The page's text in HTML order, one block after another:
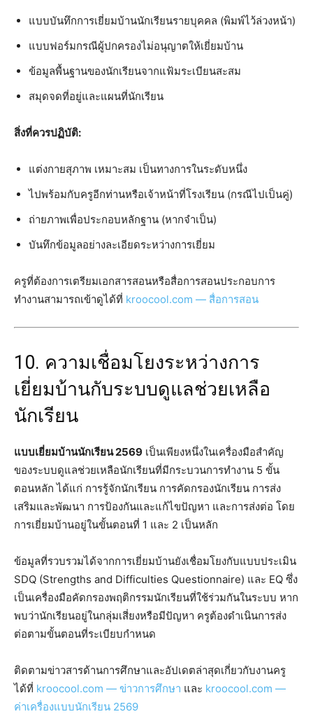
แบบบันทึกการเยี่ยมบ้านนักเรียนรายบุคคล (พิมพ์ไว้ล่วงหน้า)
แบบฟอร์มกรณีผู้ปกครองไม่อนุญาตให้เยี่ยมบ้าน
ข้อมูลพื้นฐานของนักเรียนจากแฟ้มระเบียนสะสม
สมุดจดที่อยู่และแผนที่นักเรียน
สิ่งที่ควรปฏิบัติ:
แต่งกายสุภาพ เหมาะสม เป็นทางการในระดับหนึ่ง
ไปพร้อมกับครูอีกท่านหรือเจ้าหน้าที่โรงเรียน (กรณีไปเป็นคู่)
ถ่ายภาพเพื่อประกอบหลักฐาน (หากจำเป็น)
บันทึกข้อมูลอย่างละเอียดระหว่างการเยี่ยม
ครูที่ต้องการเตรียมเอกสารสอนหรือสื่อการสอนประกอบการ
ทำงานสามารถเข้าดูได้ที่ kroocool.com — สื่อการสอน
10. ความเชื่อมโยงระหว่างการ
เยี่ยมบ้านกับระบบดูแลช่วยเหลือ
นักเรียน
แบบเยี่ยมบ้านนักเรียน 2569 เป็นเพียงหนึ่งในเครื่องมือสำคัญ
ของระบบดูแลช่วยเหลือนักเรียนที่มีกระบวนการทำงาน 5 ขั้น
ตอนหลัก ได้แก่ การรู้จักนักเรียน การคัดกรองนักเรียน การส่ง
เสริมและพัฒนา การป้องกันและแก้ไขปัญหา และการส่งต่อ โดย
การเยี่ยมบ้านอยู่ในขั้นตอนที่ 1 และ 2 เป็นหลัก
ข้อมูลที่รวบรวมได้จากการเยี่ยมบ้านยังเชื่อมโยงกับแบบประเมิน
SDQ (Strengths and Difficulties Questionnaire) และ EQ ซึ่ง
เป็นเครื่องมือคัดกรองพฤติกรรมนักเรียนที่ใช้ร่วมกันในระบบ หาก
พบว่านักเรียนอยู่ในกลุ่มเสี่ยงหรือมีปัญหา ครูต้องดำเนินการส่ง
ต่อตามขั้นตอนที่ระเบียบกำหนด
ติดตามข่าวสารด้านการศึกษาและอัปเดตล่าสุดเกี่ยวกับงานครู
ได้ที่ kroocool.com — ข่าวการศึกษา และ kroocool.com —
ค่าเครื่องแบบนักเรียน 2569